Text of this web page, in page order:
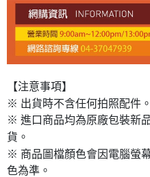
【注意事項】
※ 出貨時不含任何拍照配件。
※ 進口商品均為原廠包裝新
貨。
※ 商品圖檔顏色會因電腦螢
色為準。